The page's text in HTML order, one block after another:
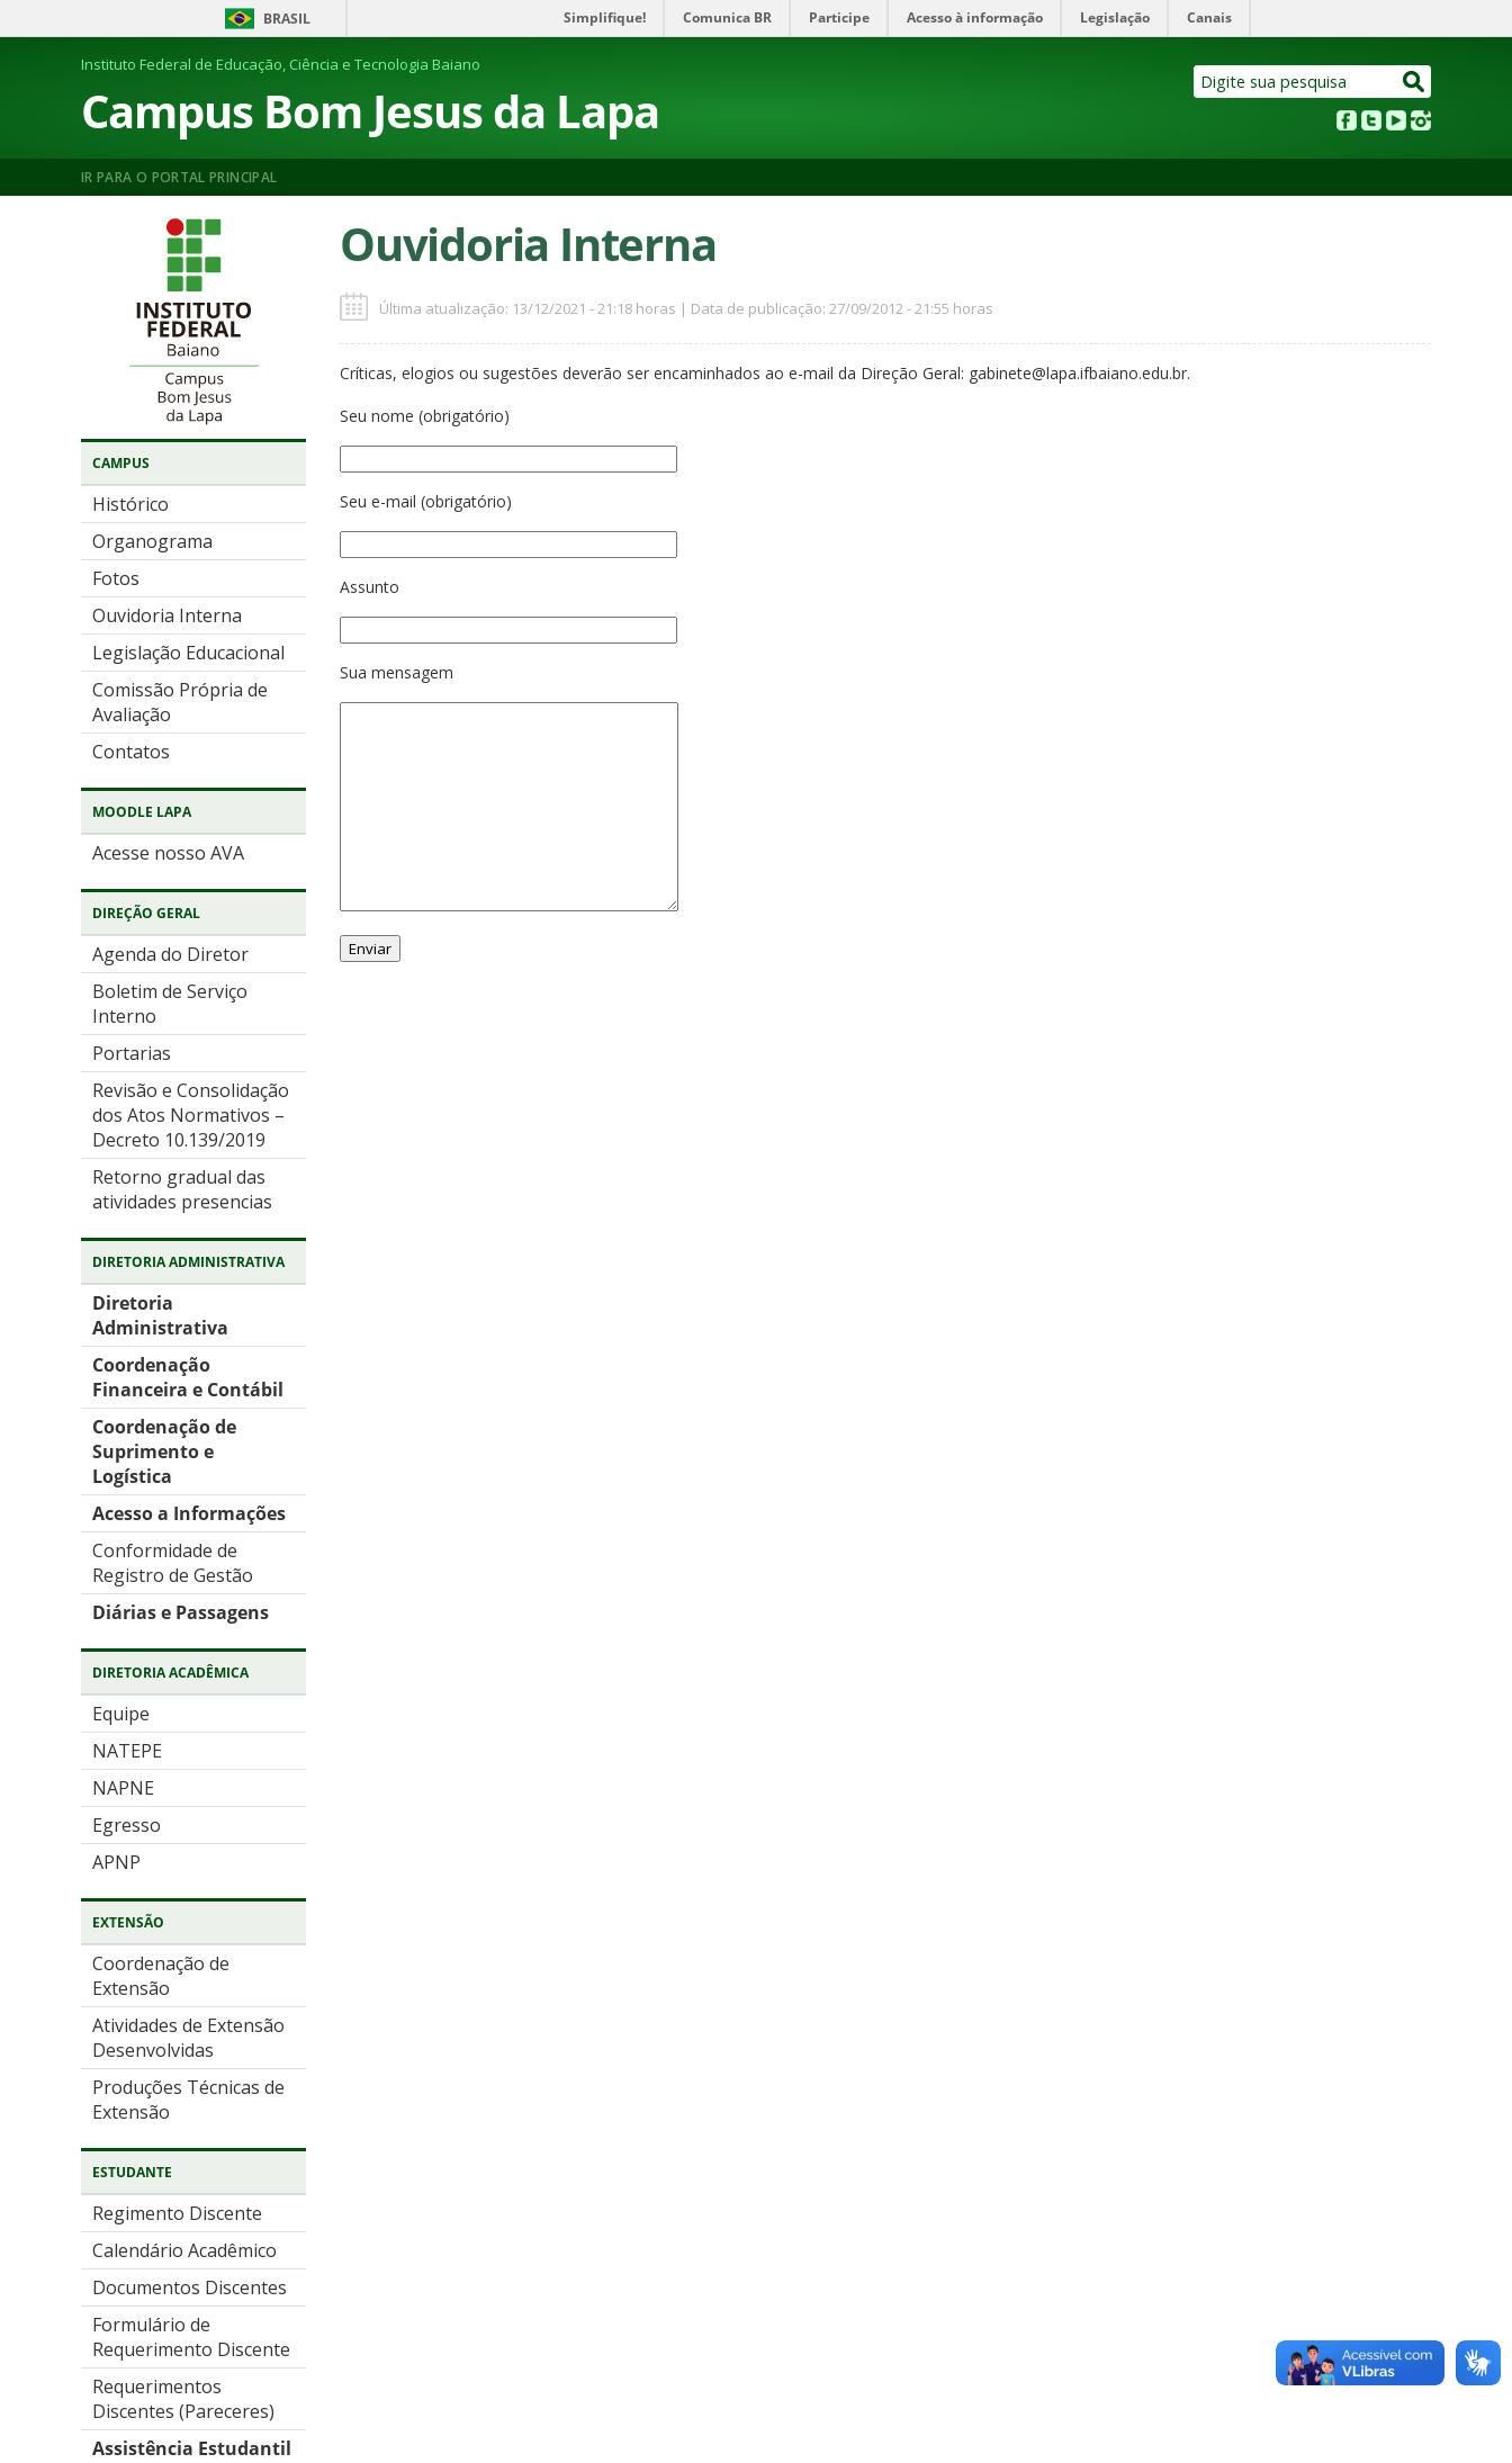
BRASIL Simplifique! Comunica BR Participe Acesso à informação Legislação Canais
Instituto Federal de Educação, Ciência e Tecnologia Baiano
Campus Bom Jesus da Lapa
IR PARA O PORTAL PRINCIPAL
CAMPUS
Histórico
Organograma
Fotos
Ouvidoria Interna
Legislação Educacional
Comissão Própria de
Avaliação
Contatos
MOODLE LAPA
Acesse nosso AVA
DIREÇÃO GERAL
Agenda do Diretor
Boletim de Serviço
Interno
Portarias
Revisão e Consolidação
dos Atos Normativos –
Decreto 10.139/2019
Retorno gradual das
atividades presencias
DIRETORIA ADMINISTRATIVA
Diretoria
Administrativa
Coordenação
Financeira e Contábil
Coordenação de
Suprimento e
Logística
Acesso a Informações
Conformidade de
Registro de Gestão
Diárias e Passagens
DIRETORIA ACADÊMICA
Equipe
NATEPE
NAPNE
Egresso
APNP
EXTENSÃO
Coordenação de
Extensão
Atividades de Extensão
Desenvolvidas
Produções Técnicas de
Extensão
ESTUDANTE
Regimento Discente
Calendário Acadêmico
Documentos Discentes
Formulário de
Requerimento Discente
Requerimentos
Discentes (Pareceres)
Assistência Estudantil
Ouvidoria Interna
Última atualização: 13/12/2021 - 21:18 horas | Data de publicação: 27/09/2012 - 21:55 horas
Críticas, elogios ou sugestões deverão ser encaminhados ao e-mail da Direção Geral: gabinete@lapa.ifbaiano.edu.br.
Seu nome (obrigatório)
Seu e-mail (obrigatório)
Assunto
Sua mensagem